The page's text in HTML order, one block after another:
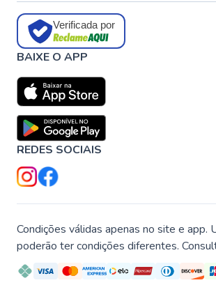
Verificada por
BAIXE O APP
REDES SOCIAIS
Condições válidas apenas no site e app.
poderão ter condições diferentes.